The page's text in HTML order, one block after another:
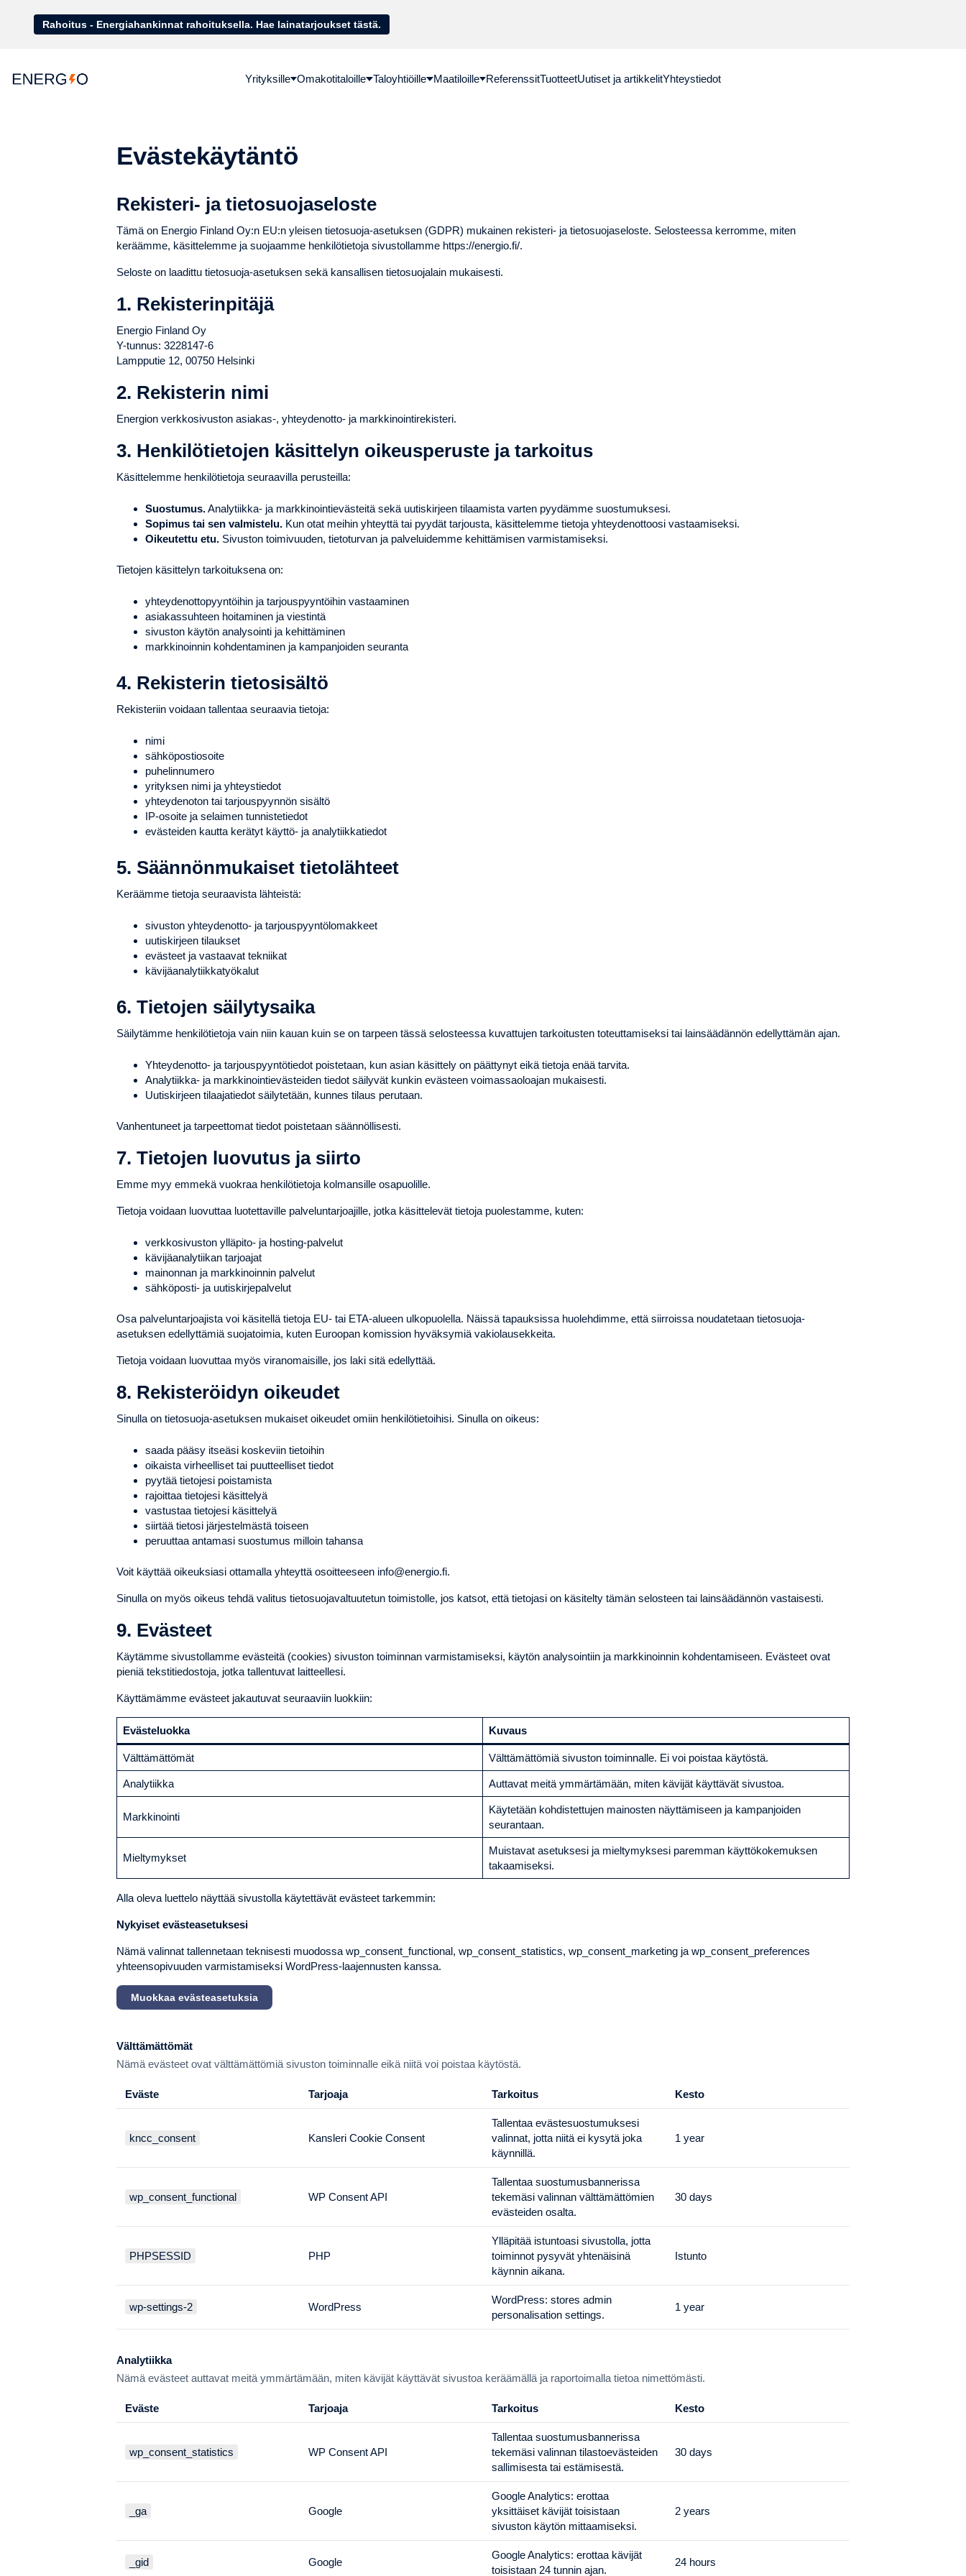
Rahoitus - Energiahankinnat rahoituksella. Hae lainatarjoukset tästä.
Yrityksille Omakotitaloille Taloyhtiöille Maatiloille ReferenssitTuotteetUutiset ja artikkelitYhteystiedot
Evästekäytäntö
Rekisteri- ja tietosuojaseloste
Tämä on Energio Finland Oy:n EU:n yleisen tietosuoja-asetuksen (GDPR) mukainen rekisteri- ja tietosuojaseloste. Selosteessa kerromme, miten
keräämme, käsittelemme ja suojaamme henkilötietoja sivustollamme https://energio.fi/.
Seloste on laadittu tietosuoja-asetuksen sekä kansallisen tietosuojalain mukaisesti.
1. Rekisterinpitäjä
Energio Finland Oy
Y-tunnus: 3228147-6
Lampputie 12, 00750 Helsinki
2. Rekisterin nimi
Energion verkkosivuston asiakas-, yhteydenotto- ja markkinointirekisteri.
3. Henkilötietojen käsittelyn oikeusperuste ja tarkoitus
Käsittelemme henkilötietoja seuraavilla perusteilla:
Suostumus.Analytiikka- ja markkinointievästeitä sekä uutiskirjeen tilaamista varten pyydämme suostumuksesi.
Sopimus tai sen valmistelu. Kun otat meihin yhteyttä tai pyydät tarjousta, käsittelemme tietoja yhteydenottoosi vastaamiseksi.
Oikeutettu etu. Sivuston toimivuuden, tietoturvan ja palveluidemme kehittämisen varmistamiseksi.
Tietojen käsittelyn tarkoituksena on:
yhteydenottopyyntöihin ja tarjouspyyntöihin vastaaminen
asiakassuhteen hoitaminen ja viestintä
sivuston käytön analysointi ja kehittäminen
markkinoinnin kohdentaminen ja kampanjoiden seuranta
4. Rekisterin tietosisältö
Rekisteriin voidaan tallentaa seuraavia tietoja:
nimi
sähköpostiosoite
puhelinnumero
yrityksen nimi ja yhteystiedot
yhteydenoton tai tarjouspyynnön sisältö
IP-osoite ja selaimen tunnistetiedot
evästeiden kautta kerätyt käyttö- ja analytiikkatiedot
5. Säännönmukaiset tietolähteet
Keräämme tietoja seuraavista lähteistä:
sivuston yhteydenotto- ja tarjouspyyntölomakkeet
uutiskirjeen tilaukset
evästeet ja vastaavat tekniikat
kävijäanalytiikkatyökalut
6. Tietojen säilytysaika
Säilytämme henkilötietoja vain niin kauan kuin se on tarpeen tässä selosteessa kuvattujen tarkoitusten toteuttamiseksi tai lainsäädännön edellyttämän ajan.
Yhteydenotto- ja tarjouspyyntötiedot poistetaan, kun asian käsittely on päättynyt eikä tietoja enää tarvita.
Analytiikka- ja markkinointievästeiden tiedot säilyvät kunkin evästeen voimassaoloajan mukaisesti.
Uutiskirjeen tilaajatiedot säilytetään, kunnes tilaus perutaan.
Vanhentuneet ja tarpeettomat tiedot poistetaan säännöllisesti.
7. Tietojen luovutus ja siirto
Emme myy emmekä vuokraa henkilötietoja kolmansille osapuolille.
Tietoja voidaan luovuttaa luotettaville palveluntarjoajille, jotka käsittelevät tietoja puolestamme, kuten:
verkkosivuston ylläpito- ja hosting-palvelut
kävijäanalytiikan tarjoajat
mainonnan ja markkinoinnin palvelut
sähköposti- ja uutiskirjepalvelut
Osa palveluntarjoajista voi käsitellä tietoja EU- tai ETA-alueen ulkopuolella. Näissä tapauksissa huolehdimme, että siirroissa noudatetaan tietosuoja-
asetuksen edellyttämiä suojatoimia, kuten Euroopan komission hyväksymiä vakiolausekkeita.
Tietoja voidaan luovuttaa myös viranomaisille, jos laki sitä edellyttää.
8. Rekisteröidyn oikeudet
Sinulla on tietosuoja-asetuksen mukaiset oikeudet omiin henkilötietoihisi. Sinulla on oikeus:
saada pääsy itseäsi koskeviin tietoihin
oikaista virheelliset tai puutteelliset tiedot
pyytää tietojesi poistamista
rajoittaa tietojesi käsittelyä
vastustaa tietojesi käsittelyä
siirtää tietosi järjestelmästä toiseen
peruuttaa antamasi suostumus milloin tahansa
Voit käyttää oikeuksiasi ottamalla yhteyttä osoitteeseen info@energio.fi.
Sinulla on myös oikeus tehdä valitus tietosuojavaltuutetun toimistolle, jos katsot, että tietojasi on käsitelty tämän selosteen tai lainsäädännön vastaisesti.
9. Evästeet
Käytämme sivustollamme evästeitä (cookies) sivuston toiminnan varmistamiseksi, käytön analysointiin ja markkinoinnin kohdentamiseen. Evästeet ovat
pieniä tekstitiedostoja, jotka tallentuvat laitteellesi.
Käyttämämme evästeet jakautuvat seuraaviin luokkiin:
Evästeluokka Kuvaus
Välttämättömät Välttämättömiä sivuston toiminnalle. Ei voi poistaa käytöstä.
Analytiikka Auttavat meitä ymmärtämään, miten kävijät käyttävät sivustoa.
Markkinointi
Käytetään kohdistettujen mainosten näyttämiseen ja kampanjoiden
seurantaan.
Mieltymykset
Muistavat asetuksesi ja mieltymyksesi paremman käyttökokemuksen
takaamiseksi.
Alla oleva luettelo näyttää sivustolla käytettävät evästeet tarkemmin:
Nykyiset evästeasetuksesi
Nämä valinnat tallennetaan teknisesti muodossa wp_consent_functional, wp_consent_statistics, wp_consent_marketing ja wp_consent_preferences
yhteensopivuuden varmistamiseksi WordPress-laajennusten kanssa.
Muokkaa evästeasetuksia
Välttämättömät
Nämä evästeet ovat välttämättömiä sivuston toiminnalle eikä niitä voi poistaa käytöstä.
Eväste Tarjoaja Tarkoitus Kesto
kncc_consent Kansleri Cookie Consent
Tallentaa evästesuostumuksesi
valinnat, jotta niitä ei kysytä joka
käynnillä.
1 year
wp_consent_functional WP Consent API
Tallentaa suostumusbannerissa
tekemäsi valinnan välttämättömien
evästeiden osalta.
30 days
PHPSESSID PHP
Ylläpitää istuntoasi sivustolla, jotta
toiminnot pysyvät yhtenäisinä
käynnin aikana.
Istunto
wp-settings-2 WordPress
WordPress: stores admin
personalisation settings.
1 year
Analytiikka
Nämä evästeet auttavat meitä ymmärtämään, miten kävijät käyttävät sivustoa keräämällä ja raportoimalla tietoa nimettömästi.
Eväste Tarjoaja Tarkoitus Kesto
wp_consent_statistics WP Consent API
Tallentaa suostumusbannerissa
tekemäsi valinnan tilastoevästeiden
sallimisesta tai estämisestä.
30 days
_ga Google
Google Analytics: erottaa
yksittäiset kävijät toisistaan
sivuston käytön mittaamiseksi.
2 years
_gid Google
Google Analytics: erottaa kävijät
toisistaan 24 tunnin ajan.
24 hours